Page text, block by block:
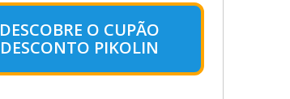
DESCOBRE O CUPÃO
DESCONTO PIKOLIN